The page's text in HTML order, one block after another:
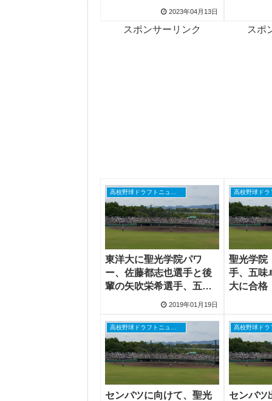
2023年04月13日
スポンサーリンク スポ
東洋大に聖光学院パワ
ー、佐藤都志也選手と後
輩の矢吹栄希選手、五味
卓馬選手が日本一目指す
2019年01月19日
聖光学院
手、五味
大に合格
センバツに向けて、聖光
センバツ